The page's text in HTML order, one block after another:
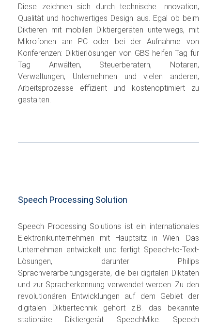
Diese zeichnen sich durch technische Innovation,
Qualität und hochwertiges Design aus. Egal ob beim
Diktieren mit mobilen Diktiergeräten unterwegs, mit
Mikrofonen am PC oder bei der Aufnahme von
Konferenzen: Diktier­lösungen von GBS helfen Tag für
Tag Anwälten, Steuerberatern, Notaren,
Verwaltungen, Unternehmen und vielen anderen,
Arbeitsprozesse effizient und kostenoptimiert zu
gestalten.
Speech Processing Solution
Speech Processing Solutions ist ein internationales
Elektronikunternehmen mit Hauptsitz in Wien. Das
Unternehmen entwickelt und fertigt Speech-to-Text-
Lösungen, darunter Philips
Sprachverarbeitungsgeräte, die bei digitalen Diktaten
und zur Spracherkennung verwendet werden. Zu den
revolutionären Entwicklungen auf dem Gebiet der
digitalen Diktiertechnik gehört z.B. das bekannte
stationäre Diktiergerät SpeechMike. Speech